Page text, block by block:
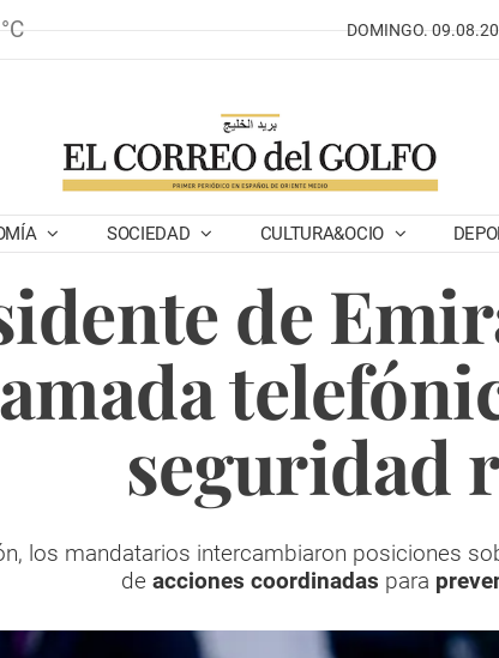
DOMINGO.
SOCIEDAD CULTURA&OCIO
de
seguridad
los mandatarios intercambiaron posiciones
de acciones coordinadas para